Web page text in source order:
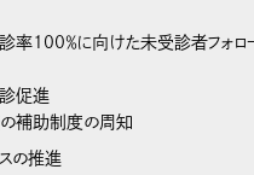
診率100％に向けた未受診者フォロ
診促進
の補助制度の周知
スの推進